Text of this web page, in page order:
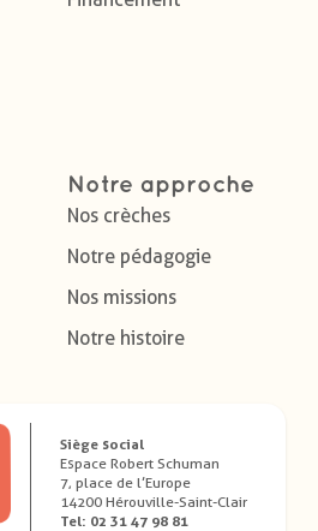
Notre approche
Nos crèches
Notre pédagogie
Nos missions
Notre histoire
Siège social
Espace Robert Schuman
7, place de l’Europe
14200 Hérouville-Saint-Clair
Tel: 02 31 47 98 81